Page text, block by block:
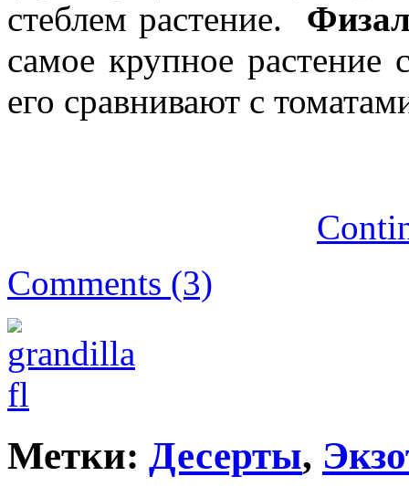
стеблем растение.
самое крупное растение
его сравнивают с
Comments (3)
Метки: Десерты,